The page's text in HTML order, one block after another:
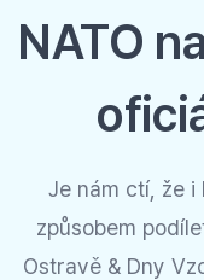
NATO
Je nám ctí, že i
způsobem
Ostravě & Dny